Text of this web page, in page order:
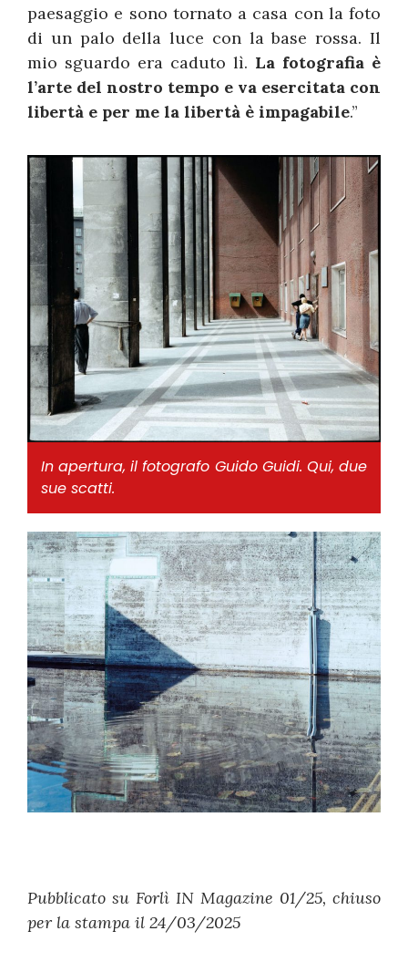
paesaggio e sono tornato a casa con la foto
di un palo della luce con la base rossa. Il
mio sguardo era caduto lì. La fotografia è
l’arte del nostro tempo e va esercitata con
libertà e per me la libertà è impagabile.”
In apertura, il fotografo Guido Guidi. Qui, due
sue scatti.
Pubblicato su Forlì IN Magazine 01/25, chiuso
per la stampa il 24/03/2025